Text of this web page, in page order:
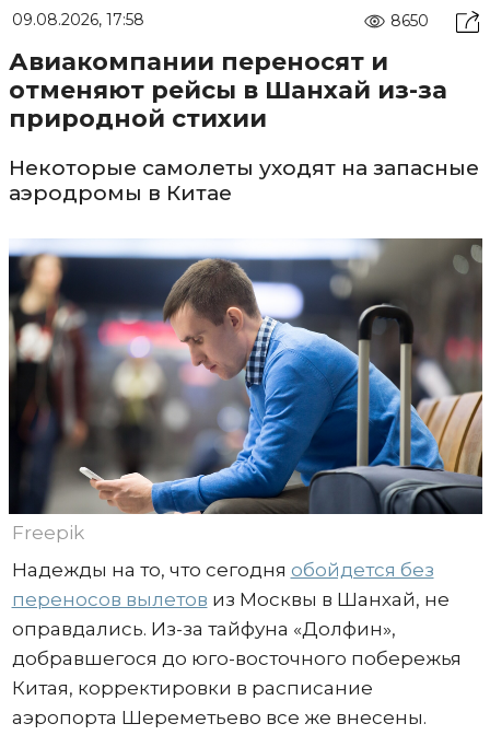
09.08.2026, 17:58 8650
Авиакомпании переносят и
отменяют рейсы в Шанхай из-за
природной стихии
Некоторые самолеты уходят на запасные
аэродромы в Китае
Freepik
Надежды на то, что сегодня обойдется без
переносов вылетов из Москвы в Шанхай, не
оправдались. Из-за тайфуна «Долфин»,
добравшегося до юго-восточного побережья
Китая, корректировки в расписание
аэропорта Шереметьево все же внесены.